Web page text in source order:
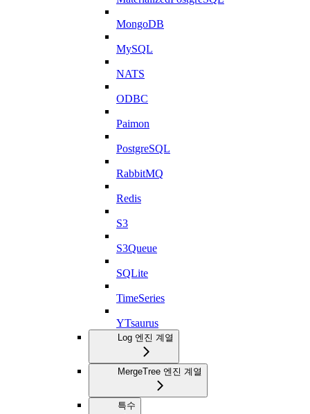
MongoDB
MySQL
NATS
ODBC
Paimon
PostgreSQL
RabbitMQ
Redis
S3
S3Queue
SQLite
TimeSeries
YTsaurus
Log 엔진 계열
MergeTree 엔진 계열
특수